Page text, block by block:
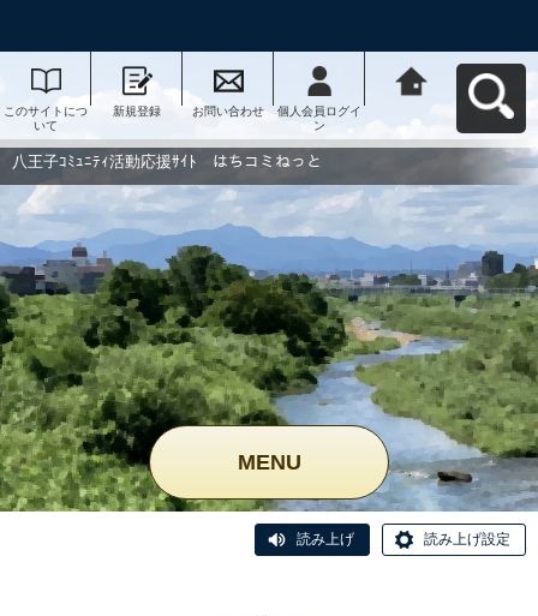
このサイトにつ
いて
新規登録 お問い合わせ
個人会員ログイ
ン
動応援ｻｲﾄ はち
コミねっとへ戻
八王子ｺﾐｭﾆﾃｨ活動応援ｻｲﾄ はちコミねっと
MENU
読み上げ 読み上げ設定